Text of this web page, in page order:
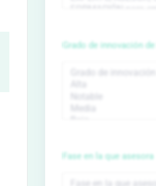
Grado de innovación
Fase en la que asesora